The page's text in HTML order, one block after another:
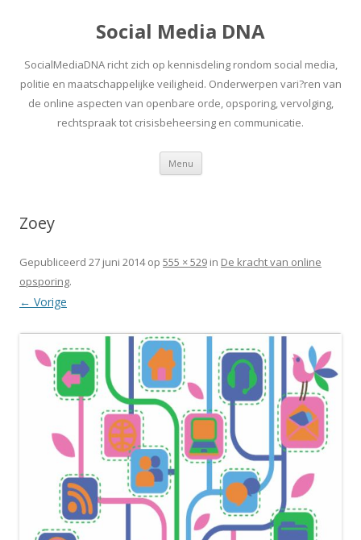
Social Media DNA
SocialMediaDNA richt zich op kennisdeling rondom social media,
politie en maatschappelijke veiligheid. Onderwerpen vari?ren van
de online aspecten van openbare orde, opsporing, vervolging,
rechtspraak tot crisisbeheersing en communicatie.
Menu Spring
inhoud
Zoey
Gepubliceerd 27 juni 2014op 555 × 529 in De kracht van online
opsporing.
← Vorige